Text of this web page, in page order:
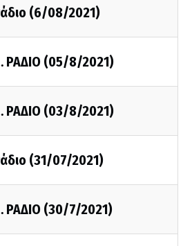
(6/08/2021)
ΡΑΔΙΟ (05/8/2021)
ΡΑΔΙΟ (03/8/2021)
(31/07/2021)
ΡΑΔΙΟ (30/7/2021)